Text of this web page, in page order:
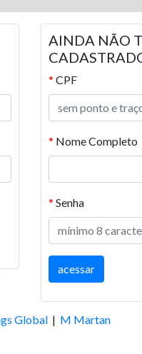
AINDA NÃO
* CPF
* Nome Completo
* Senha
Global | M Martan